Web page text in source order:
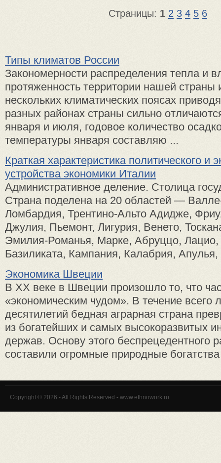
Страницы: 1 2 3 4 5 6
Типы климатов России
Закономерности распределения тепла и
протяженность территории нашей страны
нескольких климатических поясах
разных районах страны сильно
января и июля, годовое количество
температуры января составляю ...
Краткая характеристика политического и
устройства экономики Италии
Административное деление. Столица
Страна поделена на 20 областей —
Ломбардия, Трентино-Альто Адидже,
Джулия, Пьемонт, Лигурия, Венето,
Эмилия-Романья, Марке, Абруццо,
Базиликата, Кампания, Калабрия,
Экономика Швеции
В XX веке в Швеции произошло то, что
«экономическим чудом». В течение всего
десятилетий бедная аграрная страна
из богатейших и самых высокоразвитых
держав. Основу этого беспрецедентного
составили огромные природные
Copyright © 2026 - All Rights Reserved - www.ethnowork.ru